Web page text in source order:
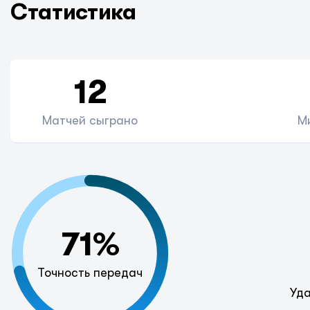
Статистика
12
Матчей сыграно
71%
Точность передач